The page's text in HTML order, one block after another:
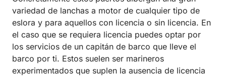
variedad de lanchas a motor de cualquier tipo de
eslora y para aquellos con licencia o sin licencia. En
el caso que se requiera licencia puedes optar por
los servicios de un capitán de barco que lleve el
barco por ti. Estos suelen ser marineros
experimentados que suplen la ausencia de licencia